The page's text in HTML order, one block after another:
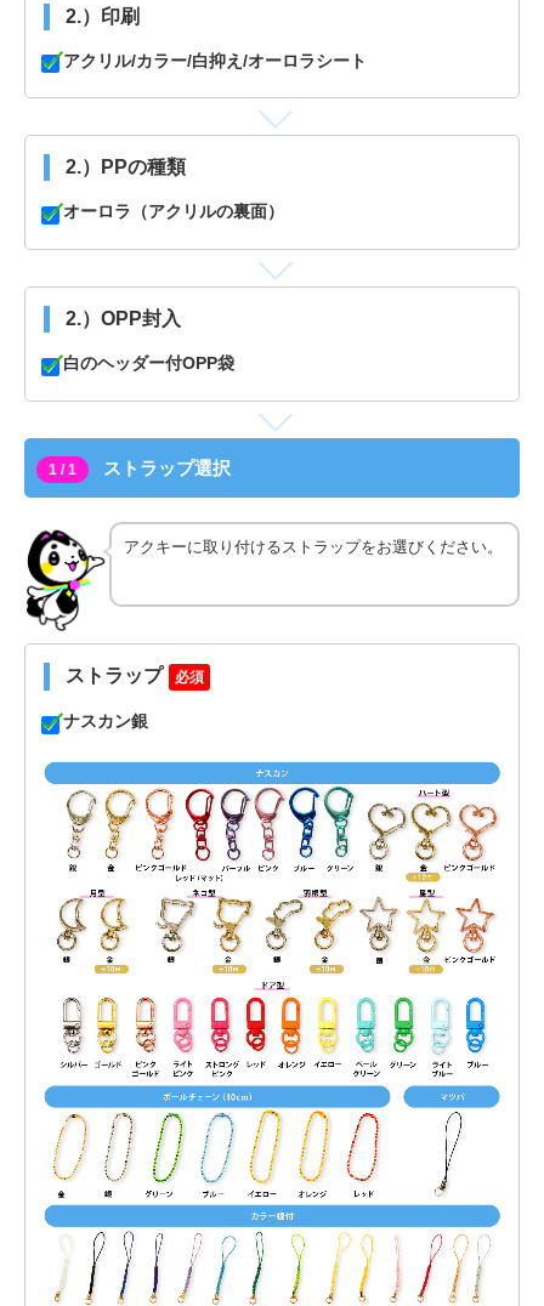
2.）印刷
アクリル/カラー/白抑え/オーロラシート
2.）PPの種類
オーロラ（アクリルの裏面）
2.）OPP封入
白のヘッダー付OPP袋
1 / 1 ストラップ選択
アクキーに取り付けるストラップをお選びください。
ストラップ 必須
ナスカン銀